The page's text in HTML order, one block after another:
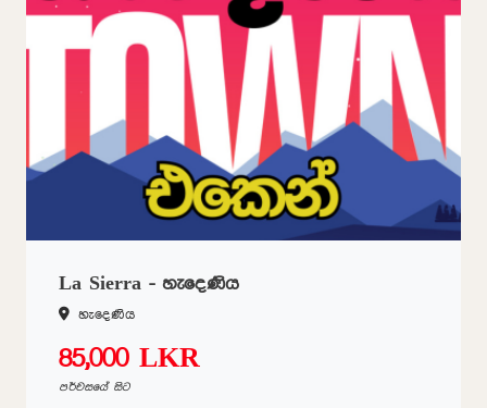
La Sierra - හැදෙණිය
හැදෙණිය
85,000 LKR
පර්චසයේ සිට